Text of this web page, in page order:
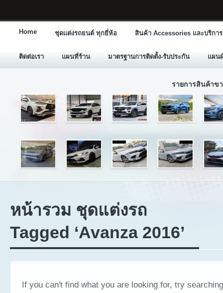
Home ชุดแต่งรถยนต์ ทุกยี่ห้อ สินค้า Accessories และบริการ
ติดต่อเรา แผนที่ร้าน มาตรฐานการติดตั้ง-รับประกัน แผน
รายการสินค้าข
หน้ารวม ชุดแต่งรถ
Tagged ‘Avanza 2016’
If you can't find what you are looking for, try